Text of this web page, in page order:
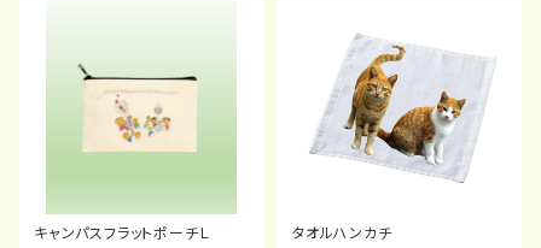
キャンパスフラットポーチＬ タオルハンカチ